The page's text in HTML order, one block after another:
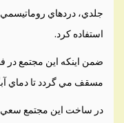
جلدي، دردهاي
استفاده کرد.
ضمن اينکه اين مجتمع
مسقف مي گردد تا دماي
در ساخت اين مجتمع سعي